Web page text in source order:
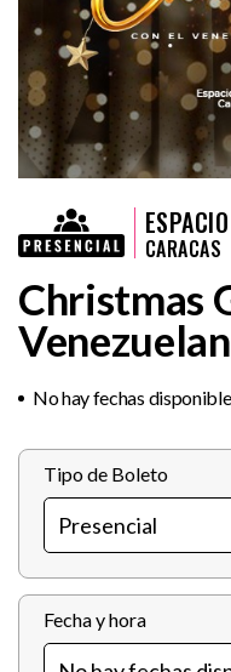
CARACAS
Christmas
No hay fechas
Tipo de Boleto
Fecha y hora